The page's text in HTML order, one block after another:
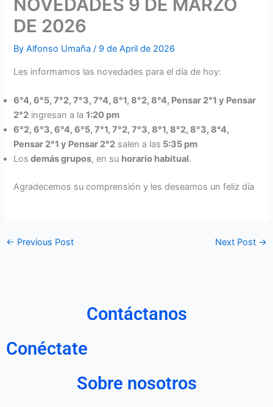
NOVEDADES 9 DE MARZO
DE 2026
ByAlfonso Umaña/ 9 de April de 2026
Les informamos las novedades para el día de hoy:
6°4, 6°5, 7°2, 7°3, 7°4, 8°1, 8°2, 8°4, Pensar 2°1 y Pensar
2°2 ingresan a la1:20 pm
6°2, 6°3, 6°4, 6°5, 7°1, 7°2, 7°3, 8°1, 8°2, 8°3, 8°4,
Pensar 2°1 y Pensar 2°2 salen a las 5:35 pm
Los demás grupos, en su horario habitual.
Agradecemos su comprensión y les deseamos un feliz día
← Previous Post Next Post →
Contáctanos
Conéctate
Sobre nosotros